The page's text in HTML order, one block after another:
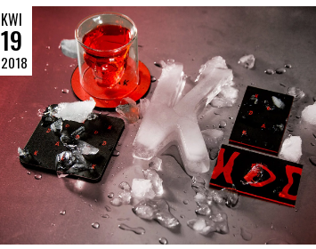
KWI
19
2018